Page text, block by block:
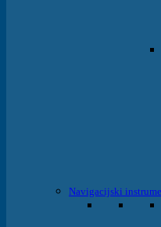
Navigacijski